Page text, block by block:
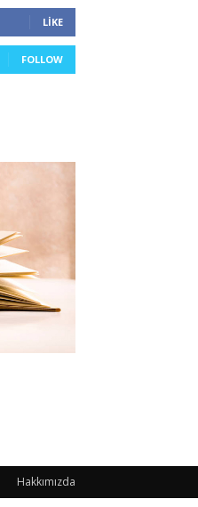
LIKE
FOLLOW
Hakkımızda